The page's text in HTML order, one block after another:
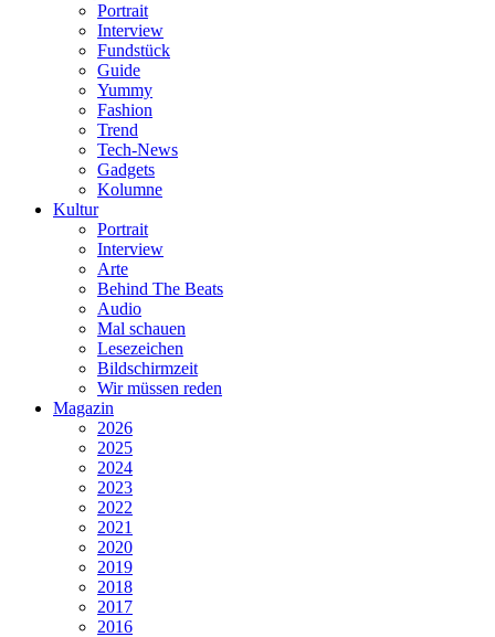
Portrait
Interview
Fundstück
Guide
Yummy
Fashion
Trend
Tech-News
Gadgets
Kolumne
Kultur
Portrait
Interview
Arte
Behind The Beats
Audio
Mal schauen
Lesezeichen
Bildschirmzeit
Wir müssen reden
Magazin
2026
2025
2024
2023
2022
2021
2020
2019
2018
2017
2016